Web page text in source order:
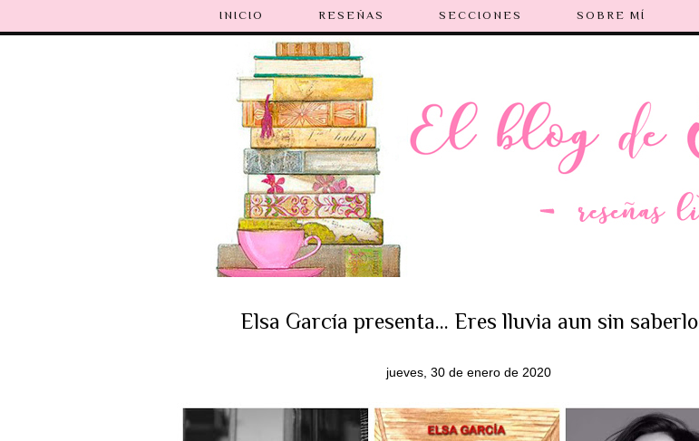
INICIO RESEÑAS SECCIONES SOBRE MÍ
Elsa García presenta... Eres lluvia aun sin saberlo
jueves, 30 de enero de 2020